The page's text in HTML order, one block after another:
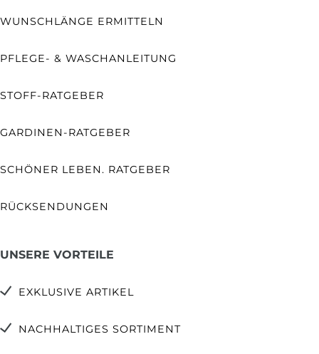
WUNSCHLÄNGE ERMITTELN
PFLEGE- & WASCHANLEITUNG
STOFF-RATGEBER
GARDINEN-RATGEBER
SCHÖNER LEBEN. RATGEBER
RÜCKSENDUNGEN
UNSERE VORTEILE
EXKLUSIVE ARTIKEL
NACHHALTIGES SORTIMENT